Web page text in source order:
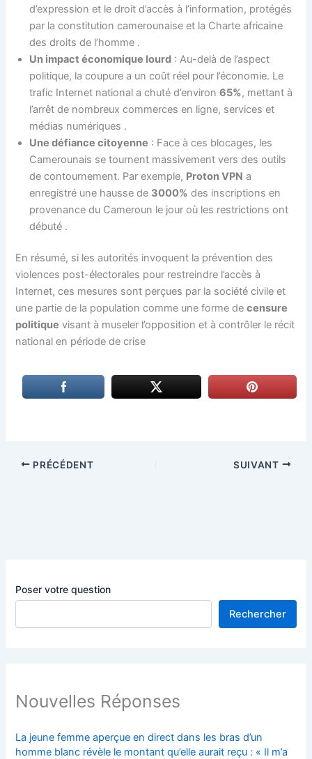
Poser votre question
Rechercher
Nouvelles Réponses
La jeune femme aperçue en direct dans les bras d’un
homme blanc révèle le montant qu’elle aurait reçu : « Il m’a
d’expression et le droit d’accès à l’information, protégés
par la constitution camerounaise et la Charte africaine
des droits de l’homme .
Un impact économique lourd : Au-delà de l’aspect
politique, la coupure a un coût réel pour l’économie. Le
trafic Internet national a chuté d’environ65%, mettant à
l’arrêt de nombreux commerces en ligne, services et
médias numériques .
Une défiance citoyenne : Face à ces blocages, les
Camerounais se tournent massivement vers des outils
de contournement. Par exemple, Proton VPN a
enregistré une hausse de 3000% des inscriptions en
provenance du Cameroun le jour où les restrictions ont
débuté .
En résumé, si les autorités invoquent la prévention des
violences post-électorales pour restreindre l’accès à
Internet, ces mesures sont perçues par la société civile et
une partie de la population comme une forme decensure
politique visant à museler l’opposition et à contrôler le récit
national en période de crise
PRÉCÉDENT SUIVANT